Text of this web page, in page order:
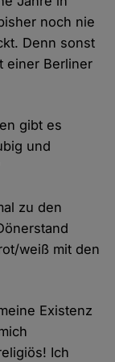
noch nie
Denn sonst
einer Berliner
gibt es
und
zu den
weiß mit den
Existenz
Ich